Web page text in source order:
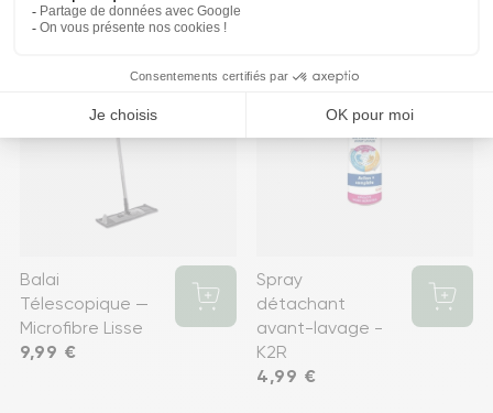
favorite
Balai
Télescopique —
Microfibre Lisse
Prix
9,99 €
Spray
détachant
avant-lavage -
K2R
Prix
4,99 €